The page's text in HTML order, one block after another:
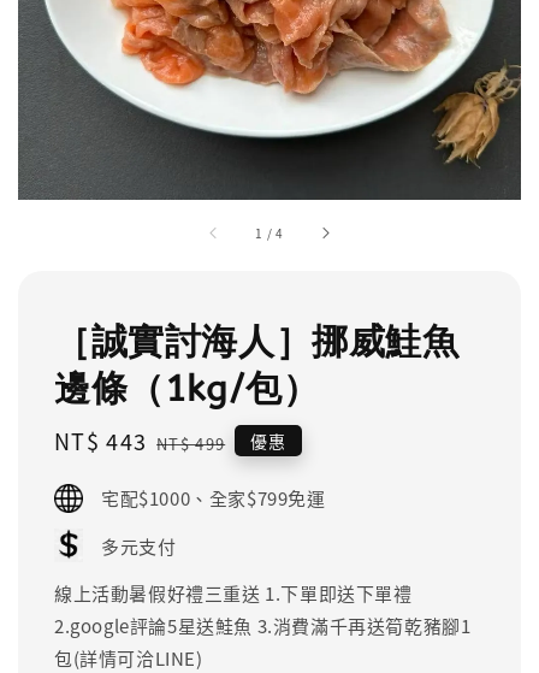
1 /4
［誠實討海人］挪威鮭魚
邊條（1kg/包）
Sale
NT$ 443 Regular
NT$ 499 優惠
宅配$1000、全家$799免運
多元支付
線上活動暑假好禮三重送 1.下單即送下單禮
2.google評論5星送鮭魚 3.消費滿千再送筍乾豬腳1
包(詳情可洽LINE)